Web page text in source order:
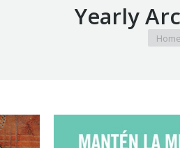
Yearly
You
Home